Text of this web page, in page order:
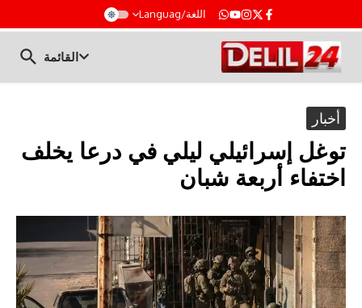
اللغة/Languag
القائمة
أخبار
توغل إسرائيلي ليلي في درعا يخلف
اختفاء أربعة شبان